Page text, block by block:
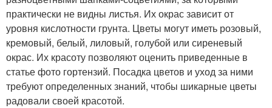
практически не видны листья. Их окрас зависит от
уровня кислотности грунта. Цветы могут иметь розовый,
кремовый, белый, лиловый, голубой или сиреневый
окрас. Их красоту позволяют оценить приведенные в
статье фото гортензий. Посадка цветов и уход за ними
требуют определенных знаний, чтобы шикарные цветы
радовали своей красотой.